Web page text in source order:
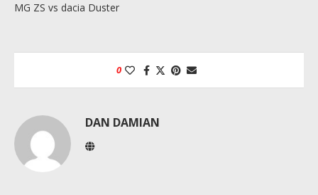
MG ZS vs dacia Duster
0
DAN DAMIAN